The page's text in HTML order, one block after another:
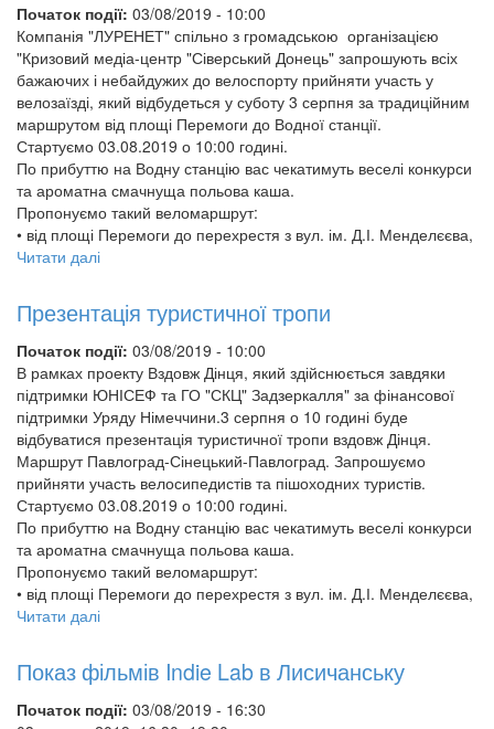
Початок події: 03/08/2019 - 10:00
Компанія "ЛУРЕНЕТ" спільно з громадською організацією
"Кризовий медіа-центр "Сіверський Донець" запрошують всіх
бажаючих і небайдужих до велоспорту прийняти участь у
велозаїзді, який відбудеться у суботу 3 серпня за традиційним
маршрутом від площі Перемоги до Водної станції.
Стартуємо 03.08.2019 о 10:00 годині.
По прибуттю на Водну станцію вас чекатимуть веселі конкурси
та ароматна смачнуща польова каша.
Пропонуємо такий веломаршрут:
• від площі Перемоги до перехрестя з вул. ім. Д.І. Менделєєва,
Читати далі
Презентація туристичної тропи
Початок події: 03/08/2019 - 10:00
В рамках проекту Вздовж Дінця, який здійснюється завдяки
підтримки ЮНІСЕФ та ГО "СКЦ" Задзеркалля" за фінансової
підтримки Уряду Німеччини.3 серпня о 10 годині буде
відбуватися презентація туристичної тропи вздовж Дінця.
Маршрут Павлоград-Сінецький-Павлоград. Запрошуємо
прийняти участь велосипедистів та пішоходних туристів.
Стартуємо 03.08.2019 о 10:00 годині.
По прибуттю на Водну станцію вас чекатимуть веселі конкурси
та ароматна смачнуща польова каша.
Пропонуємо такий веломаршрут:
• від площі Перемоги до перехрестя з вул. ім. Д.І. Менделєєва,
Читати далі
туристичної
тропи
Показ фільмів Indie Lab в Лисичанську
Початок події: 03/08/2019 - 16:30